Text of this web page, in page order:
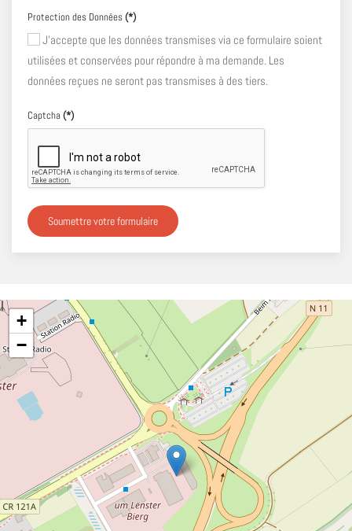
Protection des Données(*)
J'accepte que les données transmises via ce formulaire soient
utilisées et conservées pour répondre à ma demande. Les
données reçues ne seront pas transmises à des tiers.
Captcha(*)
Soumettre votre formulaire
+
−